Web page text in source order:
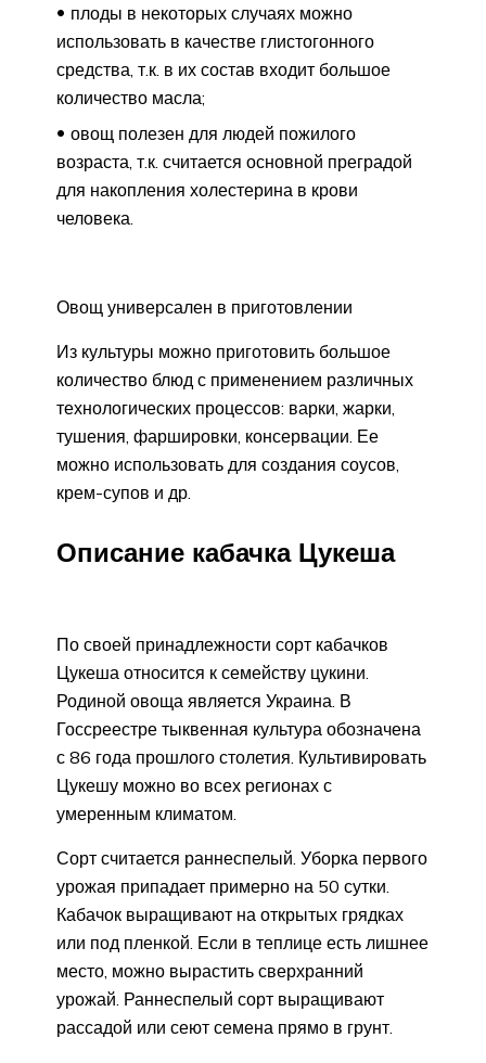
плоды в некоторых случаях можно
использовать в качестве глистогонного
средства, т.к. в их состав входит большое
количество масла;
овощ полезен для людей пожилого
возраста, т.к. считается основной преградой
для накопления холестерина в крови
человека.
Овощ универсален в приготовлении
Из культуры можно приготовить большое
количество блюд с применением различных
технологических процессов: варки, жарки,
тушения, фаршировки, консервации. Ее
можно использовать для создания соусов,
крем-супов и др.
Описание кабачка Цукеша
По своей принадлежности сорт кабачков
Цукеша относится к семейству цукини.
Родиной овоща является Украина. В
Госсреестре тыквенная культура обозначена
с 86 года прошлого столетия. Культивировать
Цукешу можно во всех регионах с
умеренным климатом.
Сорт считается раннеспелый. Уборка первого
урожая припадает примерно на 50 сутки.
Кабачок выращивают на открытых грядках
или под пленкой. Если в теплице есть лишнее
место, можно вырастить сверхранний
урожай. Раннеспелый сорт выращивают
рассадой или сеют семена прямо в грунт.